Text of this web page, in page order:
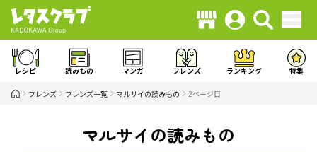
レシピ 読みもの マンガ フレンズ ランキング 特集
フレンズ フレンズ一覧 マルサイの読みもの 2ページ目
マルサイの読みもの